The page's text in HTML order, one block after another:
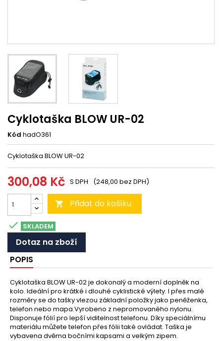
Cyklotaška BLOW UR-02
Kód hadO361
Cyklotaška BLOW UR-02
300,08 Kč S DPH (248,00 bez DPH)
 Přidat do košíku
 SKLADEM
Dotaz na zboží
POPIS
Cyklotaška BLOW UR-02 je dokonalý a moderní doplněk na
kolo. Ideální pro krátké i dlouhé cyklistické výlety. I přes malé
rozměry se do tašky vlezou základní položky jako peněženka,
telefon nebo mapa.Vyrobeno z nepromovaného nylonu.
Disponuje fólií pro lepší viditelnost telefonu. Díky speciálnímu
materiálu můžete telefon přes fólii také ovládat. Taška je
vybavena dvěma bočními kapsami a velkým zipem.